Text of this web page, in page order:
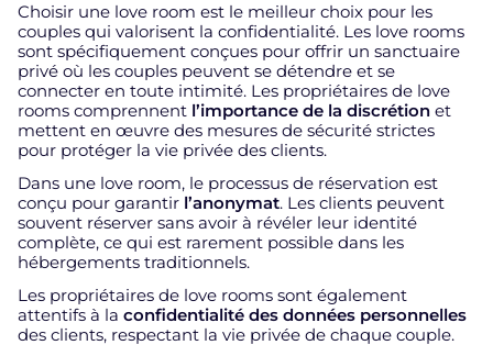
Choisir une love room est le meilleur choix pour les
couples qui valorisent la confidentialité. Les love rooms
sont spécifiquement conçues pour offrir un sanctuaire
privé où les couples peuvent se détendre et se
connecter en toute intimité. Les propriétaires de love
rooms comprennent l’importance de la discrétion et
mettent en œuvre des mesures de sécurité strictes
pour protéger la vie privée des clients.
Dans une love room, le processus de réservation est
conçu pour garantir l’anonymat. Les clients peuvent
souvent réserver sans avoir à révéler leur identité
complète, ce qui est rarement possible dans les
hébergements traditionnels.
Les propriétaires de love rooms sont également
attentifs à la confidentialité des données personnelles
des clients, respectant la vie privée de chaque couple.